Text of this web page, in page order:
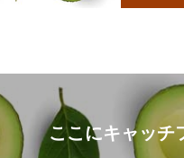
ここにキャッチ